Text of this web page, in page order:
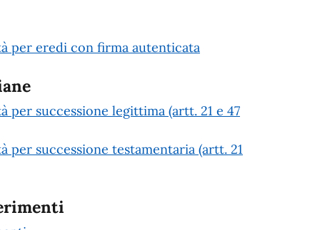
per eredi con firma autenticata
successione legittima (artt. 21 e 47
successione testamentaria (artt. 21